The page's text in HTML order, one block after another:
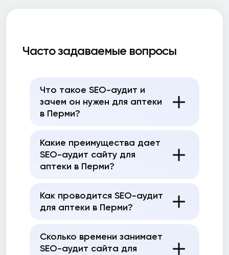
Часто задаваемые вопросы
Что такое SEO-аудит и
зачем он нужен для аптеки
в Перми?
Какие преимущества дает
SEO-аудит сайту для
аптеки в Перми?
Как проводится SEO-аудит
для аптеки в Перми?
Сколько времени занимает
SEO-аудит сайта для